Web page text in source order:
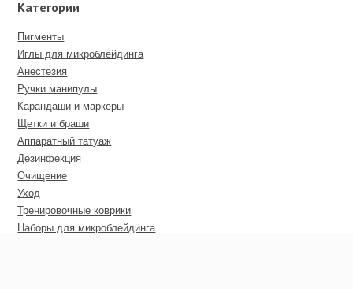
Категории
Пигменты
Иглы для микроблейдинга
Анестезия
Ручки манипулы
Карандаши и маркеры
Щетки и браши
Аппаратный татуаж
Дезинфекция
Очищение
Уход
Тренировочные коврики
Наборы для микроблейдинга